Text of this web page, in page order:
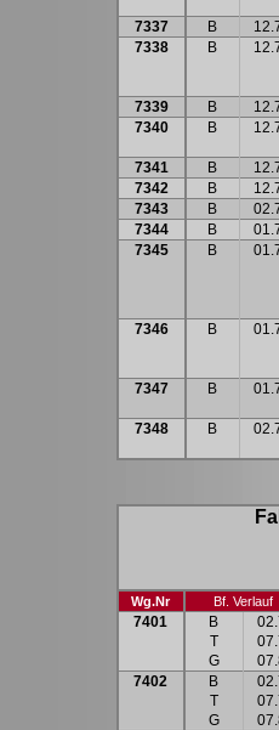
7337 B
7338
B
7339 B
7340
B
7341 B
7342
B
7343
B
7344
B
7345
B
7346 B
7347 B
7348 B
Wg.Nr Bf. Verlauf
7401
B
T
G
7402
B
T
G